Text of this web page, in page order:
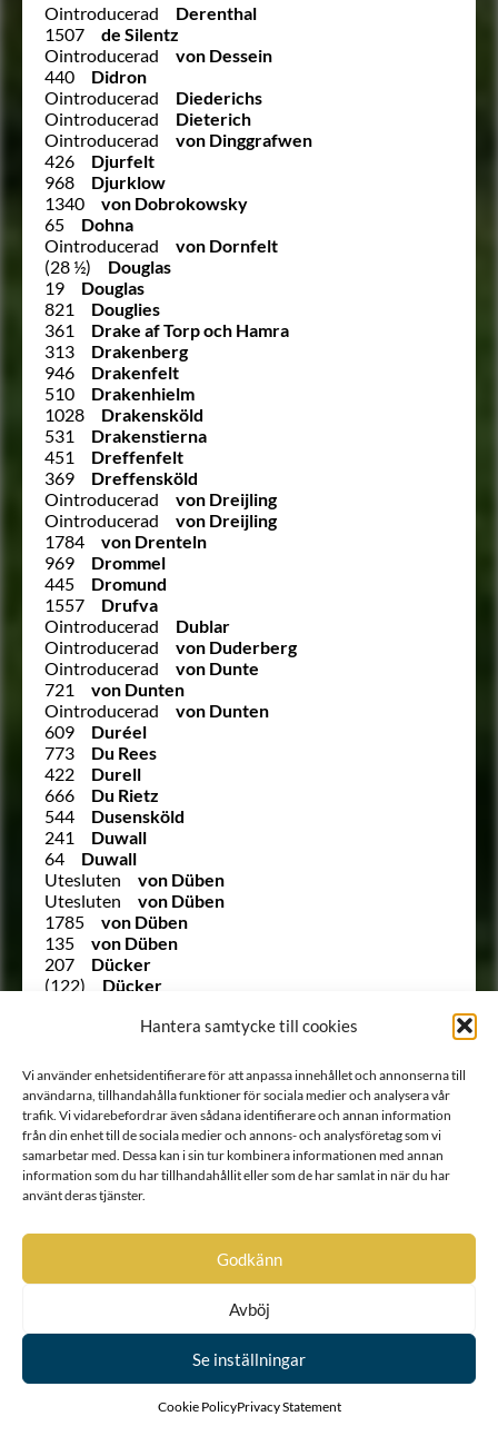
Hantera samtycke till cookies
Vi använder enhetsidentifierare för att anpassa innehållet och annonserna till
användarna, tillhandahålla funktioner för sociala medier och analysera vår
trafik. Vi vidarebefordrar även sådana identifierare och annan information
från din enhet till de sociala medier och annons- och analysföretag som vi
samarbetar med. Dessa kan i sin tur kombinera informationen med annan
information som du har tillhandahållit eller som de har samlat in när du har
använt deras tjänster.
Godkänn
Avböj
Se inställningar
Cookie PolicyPrivacy Statement
Ointroducerad
Derenthal
1507
de Silentz
Ointroducerad
von Dessein
440
Didron
Ointroducerad
Diederichs
Ointroducerad
Dieterich
Ointroducerad
von Dinggrafwen
426
Djurfelt
968
Djurklow
1340
von Dobrokowsky
65
Dohna
Ointroducerad
von Dornfelt
(28 ½)
Douglas
19
Douglas
821
Douglies
361
Drake af Torp och Hamra
313
Drakenberg
946
Drakenfelt
510
Drakenhielm
1028
Drakensköld
531
Drakenstierna
451
Dreffenfelt
369
Dreffensköld
Ointroducerad
von Dreijling
Ointroducerad
von Dreijling
1784
von Drenteln
969
Drommel
445
Dromund
1557
Drufva
Ointroducerad
Dublar
Ointroducerad
von Duderberg
Ointroducerad
von Dunte
721
von Dunten
Ointroducerad
von Dunten
609
Duréel
773
Du Rees
422
Durell
666
Du Rietz
544
Dusensköld
241
Duwall
64
Duwall
Utesluten
von Düben
Utesluten
von Düben
1785
von Düben
135
von Düben
207
Dücker
(122)
Dücker
Ointroducerad
von Döringh
1461
von Eccard
Ointroducerad
Eckhof
1129
Edelfelt
617
Edenberg
1257
Eding
1124
Ehrenanckar
772
Ehrenberg
1515
Ehrenbill
Ointroducerad
von Ehrenburg
985
Ehrenfels
Ehrenfelt